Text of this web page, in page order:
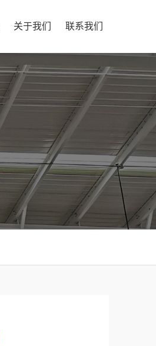
关于我们 联系我们